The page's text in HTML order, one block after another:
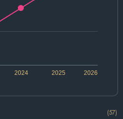
2024 2026
2025
(57)